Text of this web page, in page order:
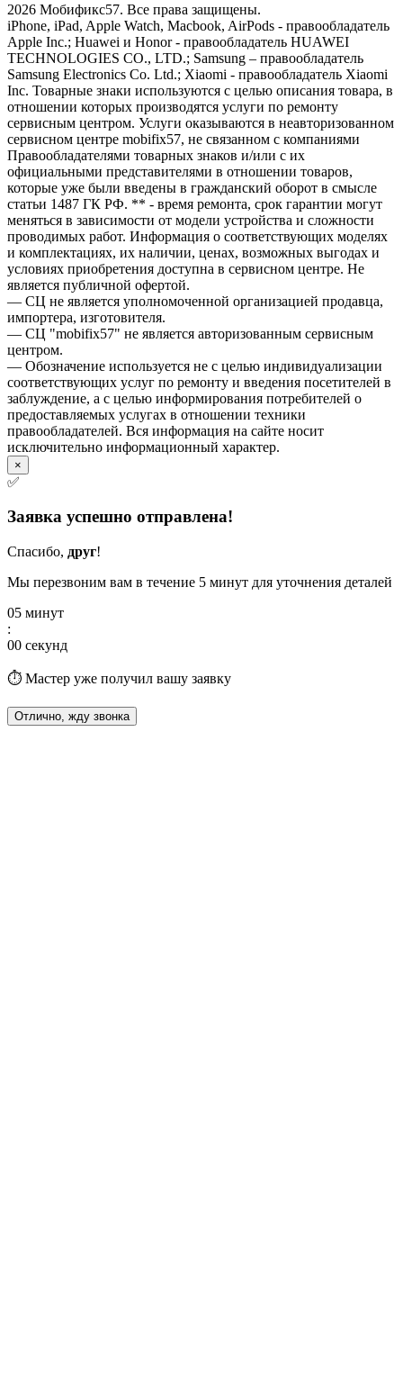
2026 Мобификс57. Все права защищены.
iPhone, iPad, Apple Watch, Macbook, AirPods - правообладатель
Apple Inc.; Huawei и Honor - правообладатель HUAWEI
TECHNOLOGIES CO., LTD.; Samsung – правообладатель
Samsung Electronics Co. Ltd.; Xiaomi - правообладатель Xiaomi
Inc. Товарные знаки используются с целью описания товара, в
отношении которых производятся услуги по ремонту
сервисным центром. Услуги оказываются в неавторизованном
сервисном центре mobifix57, не связанном с компаниями
Правообладателями товарных знаков и/или с их
официальными представителями в отношении товаров,
которые уже были введены в гражданский оборот в смысле
статьи 1487 ГК РФ. ** - время ремонта, срок гарантии могут
меняться в зависимости от модели устройства и сложности
проводимых работ. Информация о соответствующих моделях
и комплектациях, их наличии, ценах, возможных выгодах и
условиях приобретения доступна в сервисном центре. Не
является публичной офертой.
— СЦ не является уполномоченной организацией продавца,
импортера, изготовителя.
— СЦ "mobifix57" не является авторизованным сервисным
центром.
— Обозначение используется не с целью индивидуализации
соответствующих услуг по ремонту и введения посетителей в
заблуждение, а с целью информирования потребителей о
предоставляемых услугах в отношении техники
правообладателей. Вся информация на сайте носит
исключительно информационный характер.
×
✅
Заявка успешно отправлена!
Спасибо, друг!
Мы перезвоним вам в течение 5 минут для уточнения деталей
05 минут
:
00 секунд
⏱️ Мастер уже получил вашу заявку
Отлично, жду звонка